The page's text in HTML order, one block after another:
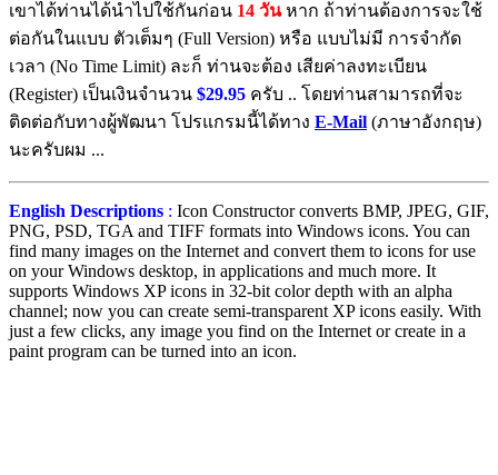
เขาได้ท่านได้นำไปใช้กันก่อน 14 วัน หาก ถ้าท่านต้องการจะใช้
ต่อกันในแบบ ตัวเต็มๆ (Full Version) หรือ แบบไม่มี การจำกัด
เวลา (No Time Limit) ละก็ ท่านจะต้อง เสียค่าลงทะเบียน
(Register) เป็นเงินจำนวน $29.95 ครับ .. โดยท่านสามารถที่จะ
ติดต่อกับทางผู้พัฒนา โปรแกรมนี้ได้ทาง E-Mail (ภาษาอังกฤษ)
นะครับผม ...
English Descriptions : Icon Constructor converts BMP, JPEG, GIF,
PNG, PSD, TGA and TIFF formats into Windows icons. You can
find many images on the Internet and convert them to icons for use
on your Windows desktop, in applications and much more. It
supports Windows XP icons in 32-bit color depth with an alpha
channel; now you can create semi-transparent XP icons easily. With
just a few clicks, any image you find on the Internet or create in a
paint program can be turned into an icon.